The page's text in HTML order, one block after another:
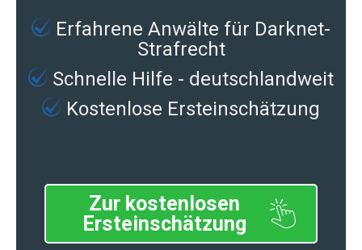
Erfahrene Anwälte für Darknet-
Strafrecht
Schnelle Hilfe - deutschlandweit
Kostenlose Ersteinschätzung
Zur kostenlosen
Ersteinschätzung